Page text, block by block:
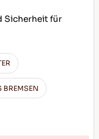
Sicherheit für
BREMSEN